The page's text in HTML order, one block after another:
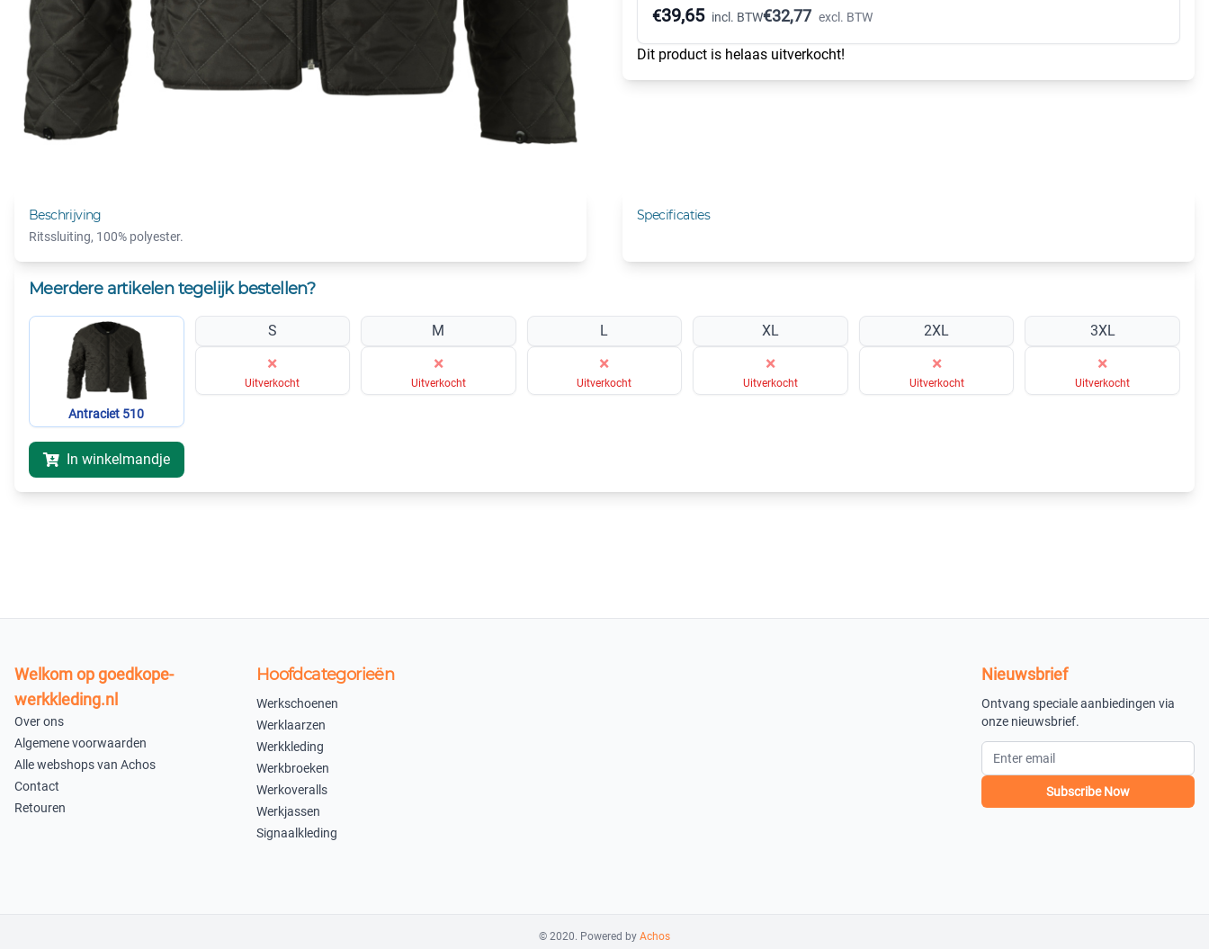
€39,65 incl. BTW€32,77 excl. BTW
Dit product is helaas uitverkocht!
Beschrijving
Ritssluiting, 100% polyester.
Specificaties
Meerdere artikelen tegelijk bestellen?
Antraciet 510
S
×
Uitverkocht
M
×
Uitverkocht
L
×
Uitverkocht
XL
×
Uitverkocht
2XL
×
Uitverkocht
3XL
×
Uitverkocht
In winkelmandje
Welkom op goedkope-
werkkleding.nl
Over ons
Algemene voorwaarden
Alle webshops van Achos
Contact
Retouren
Hoofdcategorieën
Werkschoenen
Werklaarzen
Werkkleding
Werkbroeken
Werkoveralls
Werkjassen
Signaalkleding
Nieuwsbrief
Ontvang speciale aanbiedingen via
onze nieuwsbrief.
Subscribe Now
© 2020. Powered by Achos